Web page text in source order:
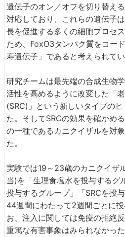
遺伝子のオン／オフを切り替え
対応しており、これらの遺伝子
長を促進する多くの細胞プロセ
ため、FoxO3タンパク質をコー
寿遺伝子」であると考えられてい
研究チームは最先端の合成生物
活性を高めるように改変した「
(SRC)」という新しいタイプの
た。そしてSRCの効果を確かめ
の一種であるカニクイザルを対
た。
実験では19～23歳のカニクイザ
当)を「生理食塩水を投与するグ
投与するグループ」「SRCを投
44週間にわたって2週間ごとに
お、注入に関しては免疫の拒絶
重篤な有害事象はみられなかった